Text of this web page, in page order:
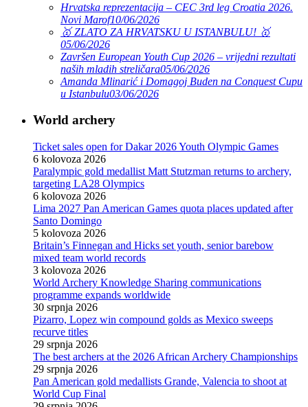
Hrvatska reprezentacija – CEC 3rd leg Croatia 2026.
Novi Marof10/06/2026
🥇 ZLATO ZA HRVATSKU U ISTANBULU! 🥇
05/06/2026
Završen European Youth Cup 2026 – vrijedni rezultati
naših mladih streličara05/06/2026
Amanda Mlinarić i Domagoj Buden na Conquest Cupu
u Istanbulu03/06/2026
World archery
Ticket sales open for Dakar 2026 Youth Olympic Games
6 kolovoza 2026
Paralympic gold medallist Matt Stutzman returns to archery,
targeting LA28 Olympics
6 kolovoza 2026
Lima 2027 Pan American Games quota places updated after
Santo Domingo
5 kolovoza 2026
Britain’s Finnegan and Hicks set youth, senior barebow
mixed team world records
3 kolovoza 2026
World Archery Knowledge Sharing communications
programme expands worldwide
30 srpnja 2026
Pizarro, Lopez win compound golds as Mexico sweeps
recurve titles
29 srpnja 2026
The best archers at the 2026 African Archery Championships
29 srpnja 2026
Pan American gold medallists Grande, Valencia to shoot at
World Cup Final